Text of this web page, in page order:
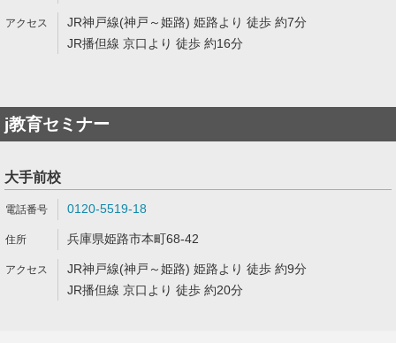
JR神戸線(神戸～姫路) 姫路より 徒歩 約7分
JR播但線 京口より 徒歩 約16分
j教育セミナー
大手前校
0120-5519-18
兵庫県姫路市本町68-42
JR神戸線(神戸～姫路) 姫路より 徒歩 約9分
JR播但線 京口より 徒歩 約20分